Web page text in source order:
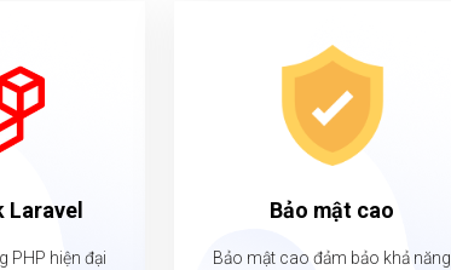
Laravel
PHP hiện đại
Bảo mật cao
Bảo mật cao đảm bảo khả năng